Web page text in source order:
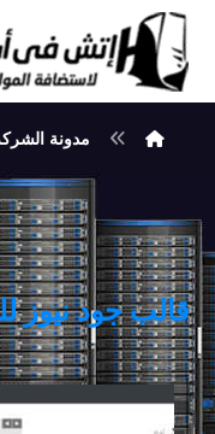
مدونة
قالب جود نيوز